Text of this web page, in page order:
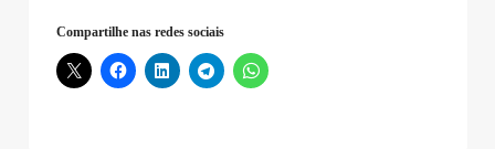
Compartilhe nas redes sociais